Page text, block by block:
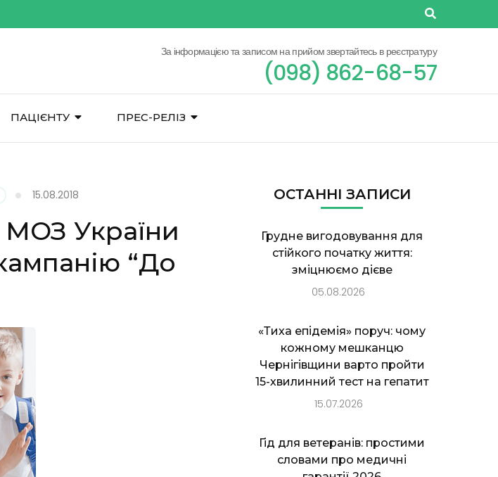
За інформацією та записом на прийом звертайтесь в реєстратуру
(098) 862-68-57
ПАЦІЄНТУ ПРЕС-РЕЛІЗ
15.08.2018
МОЗ України
“До
ОСТАННІ ЗАПИСИ
Грудне вигодовування для
стійкого початку життя:
зміцнюємо дієве
05.08.2026
«Тиха епідемія» поруч: чому
кожному мешканцю
Чернігівщини варто пройти
15-хвилинний тест на гепатит
15.07.2026
Гід для ветеранів: простими
словами про медичні